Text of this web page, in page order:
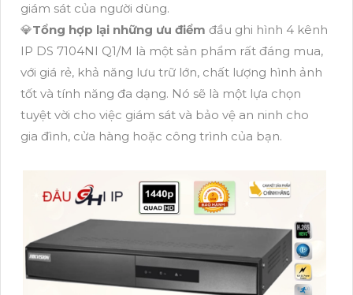
giám sát của người dùng.
💎Tổng hợp lại những ưu điểm đầu ghi hình 4 kênh
IP DS 7104NI Q1/M là một sản phẩm rất đáng mua,
với giá rẻ, khả năng lưu trữ lớn, chất lượng hình ảnh
tốt và tính năng đa dạng. Nó sẽ là một lựa chọn
tuyệt vời cho việc giám sát và bảo vệ an ninh cho
gia đình, cửa hàng hoặc công trình của bạn.